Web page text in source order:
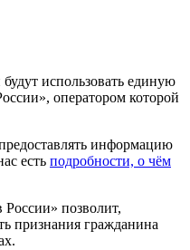
использовать единую
оператором которой
информацию
есть подробности, о чём
России» позволит,
признания гражданина